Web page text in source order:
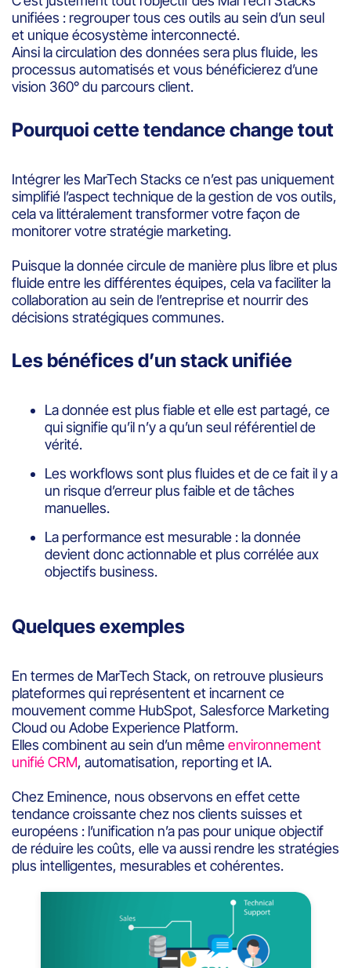
unifiées : regrouper tous ces outils au sein d’un seul
et unique écosystème interconnecté.
Ainsi la circulation des données sera plus fluide, les
processus automatisés et vous bénéficierez d’une
vision 360° du parcours client.
Pourquoi cette tendance change tout
Intégrer les MarTech Stacks ce n’est pas uniquement
simplifié l’aspect technique de la gestion de vos outils,
cela va littéralement transformer votre façon de
monitorer votre stratégie marketing.
Puisque la donnée circule de manière plus libre et plus
fluide entre les différentes équipes, cela va faciliter la
collaboration au sein de l’entreprise et nourrir des
décisions stratégiques communes.
Les bénéfices d’un stack unifiée
La donnée est plus fiable et elle est partagé, ce
qui signifie qu’il n’y a qu’un seul référentiel de
vérité.
Les workflows sont plus fluides et de ce fait il y a
un risque d’erreur plus faible et de tâches
manuelles.
La performance est mesurable : la donnée
devient donc actionnable et plus corrélée aux
objectifs business.
Quelques exemples
En termes de MarTech Stack, on retrouve plusieurs
plateformes qui représentent et incarnent ce
mouvement comme HubSpot, Salesforce Marketing
Cloud ou Adobe Experience Platform.
Elles combinent au sein d’un mêmeenvironnement
unifié CRM, automatisation, reporting et IA.
Chez Eminence, nous observons en effet cette
tendance croissante chez nos clients suisses et
européens : l’unification n’a pas pour unique objectif
de réduire les coûts, elle va aussi rendre les stratégies
plus intelligentes, mesurables et cohérentes.